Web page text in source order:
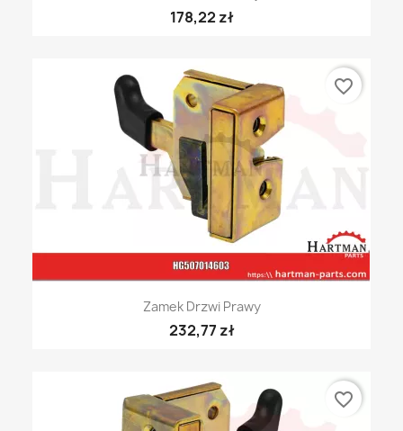
178,22 zł
Zamek Drzwi Prawy
232,77 zł
favorite_border
favorite_border